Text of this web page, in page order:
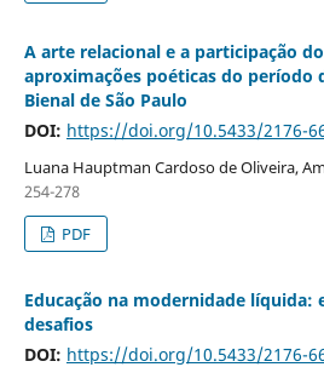
A arte relacional e a participação
aproximações poéticas do período
Bienal de São Paulo
DOI: https://doi.org/10.5433/2176-
Luana Hauptman Cardoso de Oliveira,
254-278
PDF
Educação na modernidade líquida:
desafios
DOI: https://doi.org/10.5433/2176-